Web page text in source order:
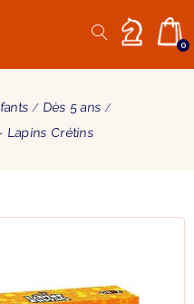
0
Dès 5 ans
Lapins Crétins